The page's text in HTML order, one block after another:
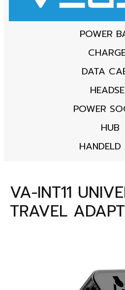
POWER
DATA
POWER
HUB
HANDELD
VA-INT11
TRAVEL